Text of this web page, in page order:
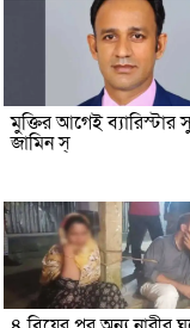
মুক্তির আগেই ব্যারিস্টার
জামিন স্